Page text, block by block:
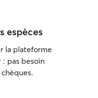
espèces
la plateforme
: pas besoin